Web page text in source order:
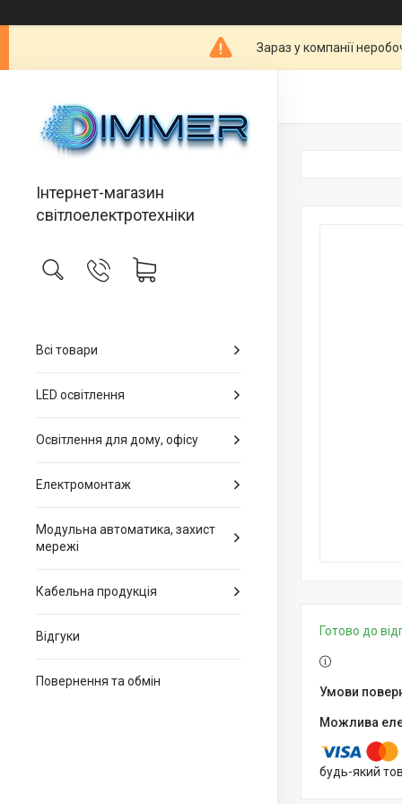
Зараз у компанії
Інтернет-магазин
світлоелектротехніки
Всі товари
LED освітлення
Освітлення для дому, офісу
Електромонтаж
Модульна автоматика, захист
мережі
Кабельна продукція
Відгуки
Повернення та обмін
Готово до
будь-який